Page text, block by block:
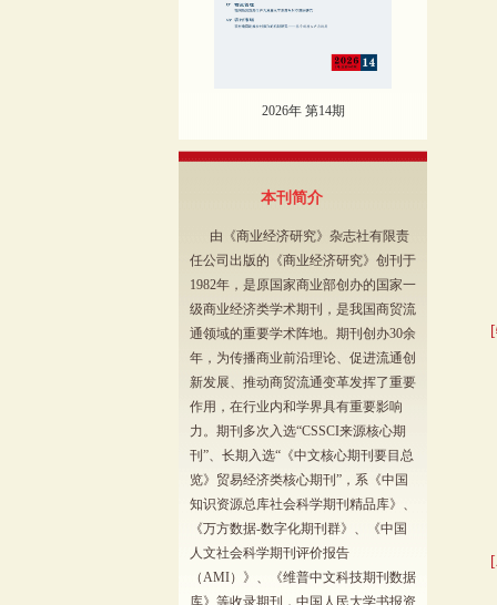
2026年 第14期
本刊简介
由《商业经济研究》杂志社有限责
任公司出版的《商业经济研究》创刊于
1982年，是原国家商业部创办的国家一
级商业经济类学术期刊，是我国商贸流
通领域的重要学术阵地。期刊创办30余
年，为传播商业前沿理论、促进流通创
新发展、推动商贸流通变革发挥了重要
作用，在行业内和学界具有重要影响
力。期刊多次入选“CSSCI来源核心期
刊”、长期入选“《中文核心期刊要目总
览》贸易经济类核心期刊”，系《中国
知识资源总库社会科学期刊精品库》、
《万方数据-数字化期刊群》、《中国
人文社会科学期刊评价报告
（AMI）》、《维普中文科技期刊数据
库》等收录期刊，中国人民大学书报资